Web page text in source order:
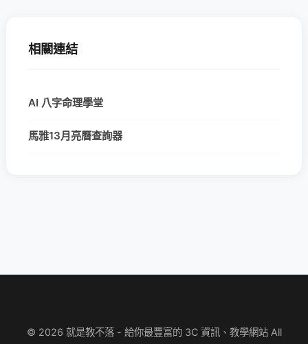
相關連結
AI 八字命理學堂
馬雅13月亮曆查詢器
© 2026 就是教不落 - 給你最豐富的 3C 資訊、教學網站 All